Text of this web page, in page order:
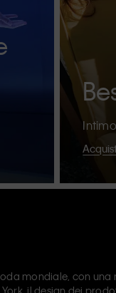
mondiale, con
il design dei